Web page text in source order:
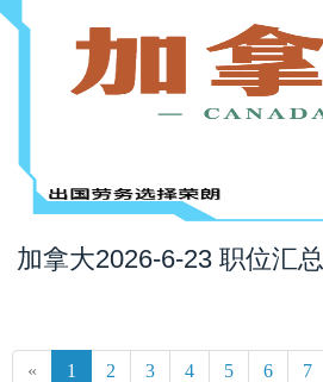
加拿大2026-6-23 职位汇总
« 1 2 3 4 5 6 7